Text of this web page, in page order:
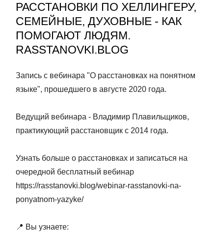
РАССТАНОВКИ ПО ХЕЛЛИНГЕРУ,
СЕМЕЙНЫЕ, ДУХОВНЫЕ - КАК
ПОМОГАЮТ ЛЮДЯМ.
RASSTANOVKI.BLOG
Запись с вебинара "О расстановках на понятном
языке", прошедшего в августе 2020 года.
Ведущий вебинара - Владимир Плавильщиков,
практикующий расстановщик с 2014 года.
Узнать больше о расстановках и записаться на
очередной бесплатный вебинар
https://rasstanovki.blog/webinar-rasstanovki-na-
ponyatnom-yazyke/
📍 Вы узнаете: